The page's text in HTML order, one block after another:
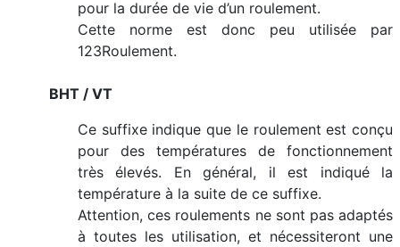
pour la durée de vie d’un roulement.
Cette norme est donc peu utilisée par
123Roulement.
BHT / VT
Ce suffixe indique que le roulement est conçu
pour des températures de fonctionnement
très élevés. En général, il est indiqué la
température à la suite de ce suffixe.
Attention, ces roulements ne sont pas adaptés
à toutes les utilisation, et nécessiteront une